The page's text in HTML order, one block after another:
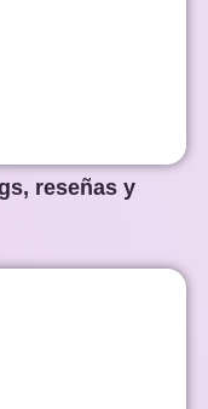
reseñas y